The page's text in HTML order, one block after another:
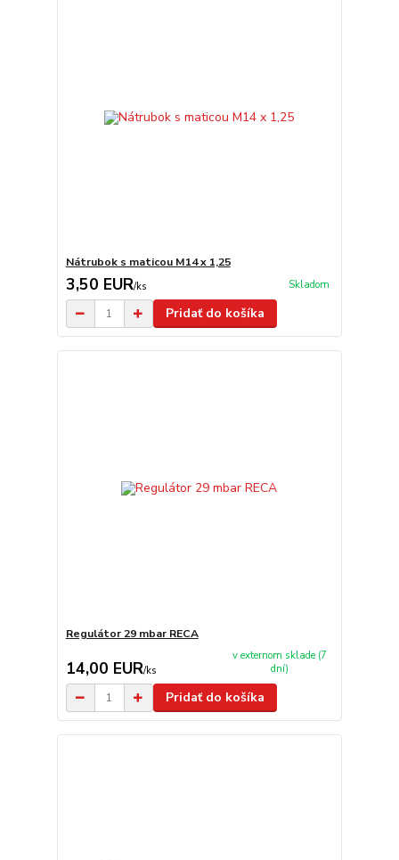
Nátrubok s maticou M14 x 1,25
3,50 EUR/ks Skladom
Pridať do košíka
Regulátor 29 mbar RECA
14,00 EUR/ks
v externom sklade (7
dní)
Pridať do košíka